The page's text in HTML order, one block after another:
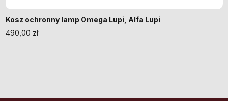
Kosz ochronny lamp Omega Lupi, Alfa Lupi
490,00 zł